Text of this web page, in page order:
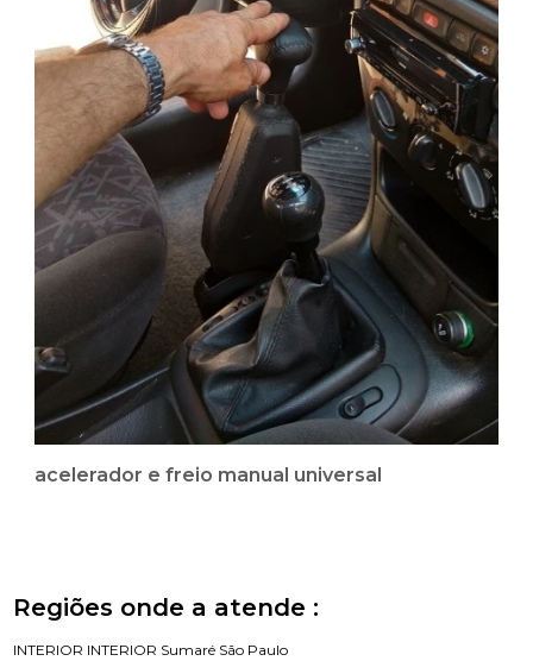
acelerador e freio manual universal
Regiões onde a atende :
INTERIOR INTERIOR Sumaré São Paulo